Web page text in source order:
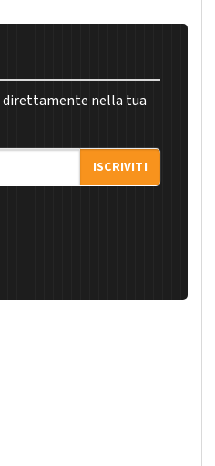
direttamente nella tua
ISCRIVITI